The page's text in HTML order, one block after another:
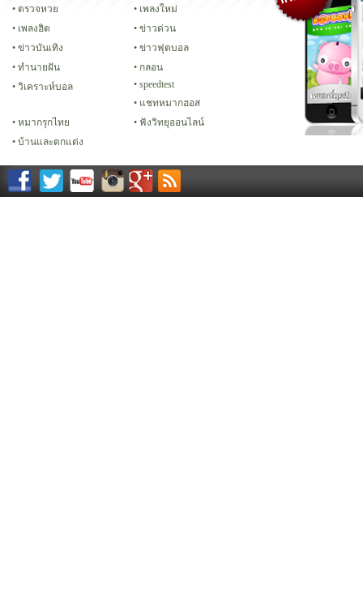
ตรวจหวย
เพลงใหม่
เพลงฮิต
ข่าวด่วน
ข่าวบันเทิง
ข่าวฟุตบอล
ทํานายฝัน
กลอน
วิเคราะห์บอล
speedtest
แชทหมากฮอส
หมากรุกไทย
ฟังวิทยุออนไลน์
บ้านและตกแต่ง